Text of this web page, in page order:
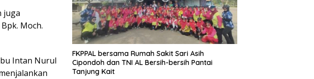
juga
Moch.
Intan Nurul
FKPPAL bersama Rumah Sakit Sari Asih
Cipondoh dan TNI AL Bersih-bersih Pantai
Tanjung Kait